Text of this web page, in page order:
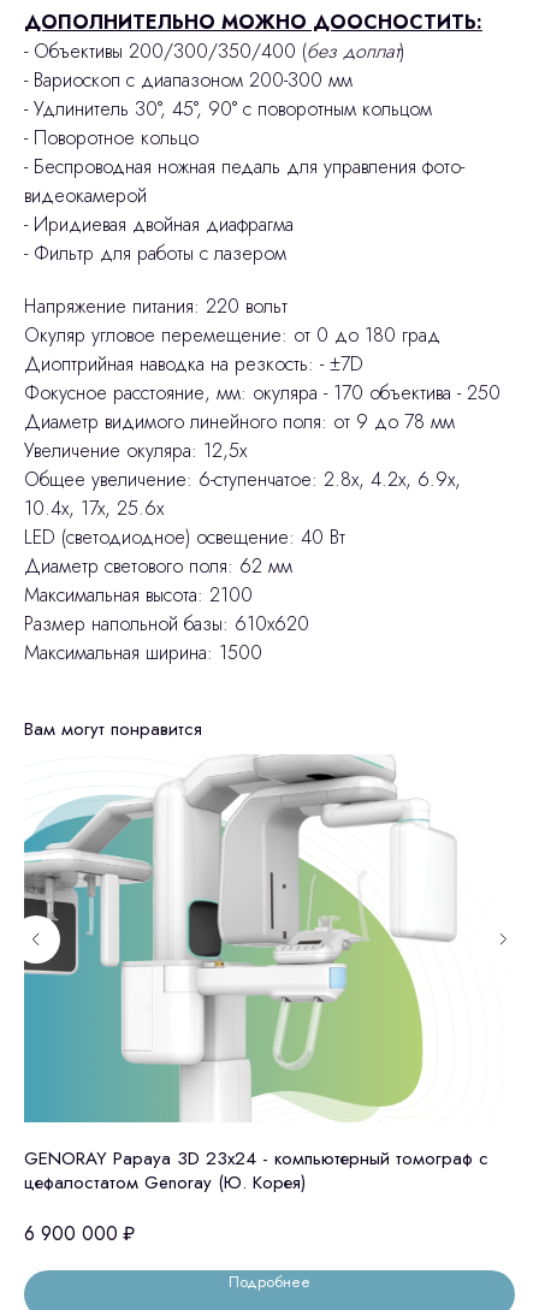
ДОПОЛНИТЕЛЬНО МОЖНО ДООСНОСТИТЬ:
- Объективы 200/300/350/400 (без доплат)
- Вариоскоп с диапазоном 200-300 мм
- Удлинитель 30°, 45°, 90° с поворотным кольцом
- Поворотное кольцо
- Беспроводная ножная педаль для управления фото-
видеокамерой
- Иридиевая двойная диафрагма
- Фильтр для работы с лазером
Напряжение питания: 220 вольт
Окуляр угловое перемещение: от 0 до 180 град
Диоптрийная наводка на резкость: - ±7D
Фокусное расстояние, мм: окуляра - 170 объектива - 250
Диаметр видимого линейного поля: от 9 до 78 мм
Увеличение окуляра: 12,5х
Общее увеличение: 6-ступенчатое: 2.8x, 4.2x, 6.9x,
10.4x, 17x, 25.6x
LED (светодиодное) освещение: 40 Вт
Диаметр светового поля: 62 мм
Максимальная высота: 2100
Размер напольной базы: 610x620
Максимальная ширина: 1500
Вам могут понравится
GENORAY Papaya 3D 23x24 - компьютерный томограф с
цефалостатом Genoray (Ю. Корея)
6 900 000 ₽
Подробнее
Остались вопросы